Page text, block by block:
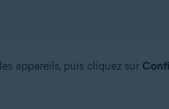
appareils, puis cliquez sur